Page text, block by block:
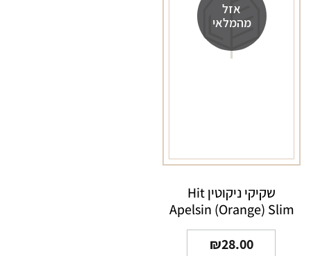
אזל
מהמלאי
שקיקי ניקוטין Hit
Apelsin (Orange) Slim
₪28.00